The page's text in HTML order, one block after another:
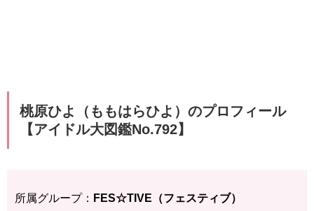
桃原ひよ（ももはらひよ）のプロフィール
【アイドル大図鑑No.792】
所属グループ： FES☆TIVE（フェスティブ）